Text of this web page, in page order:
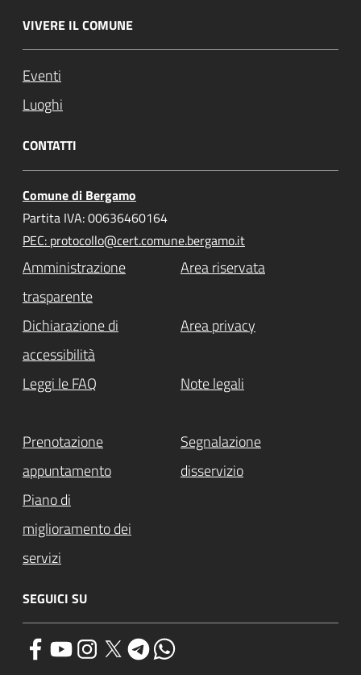
VIVERE IL COMUNE
Eventi
Luoghi
CONTATTI
Comune di Bergamo
Partita IVA: 00636460164
PEC: protocollo@cert.comune.bergamo.it
Amministrazione
trasparente
Area riservata
Dichiarazione di
accessibilità
Area privacy
Leggi le FAQ Note legali
Prenotazione
appuntamento
Segnalazione
disservizio
Piano di
miglioramento dei
servizi
SEGUICI SU